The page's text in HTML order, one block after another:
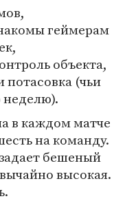
геймерам
объекта,
потасовка (чьи
в каждом матче
на команду.
бешеный
высокая.